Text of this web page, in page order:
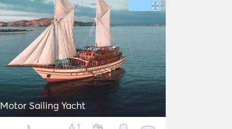
Motor Sailing Yacht